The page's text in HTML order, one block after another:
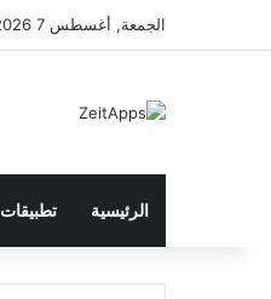
الجمعة, أغسطس 7 2026
الرئيسية تطبيقات